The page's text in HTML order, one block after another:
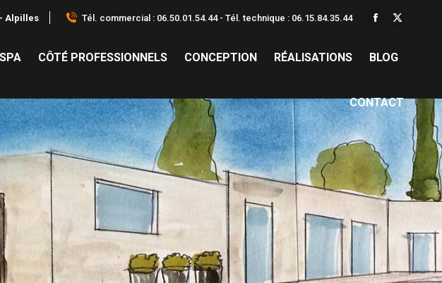
Alpilles Tél. commercial : 06.50.01.54.44 - Tél. technique : 06.15.84.35.44
La
Facebook
dans
une
nouvelle
fenêtre
La
X
dans
une
nouvelle
fenêtre
CÔTÉ PROFESSIONNELS CONCEPTION RÉALISATIONS BLOG
CONTACT